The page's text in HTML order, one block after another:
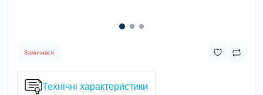
Закінчився
Технічні характеристики